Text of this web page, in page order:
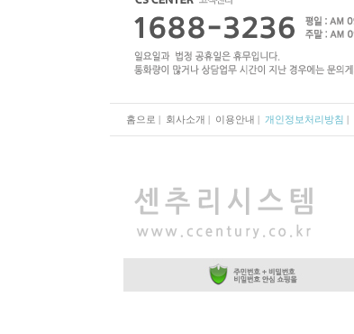
홈으로 | 회사소개 | 이용안내 | 개인정보처리방침 |